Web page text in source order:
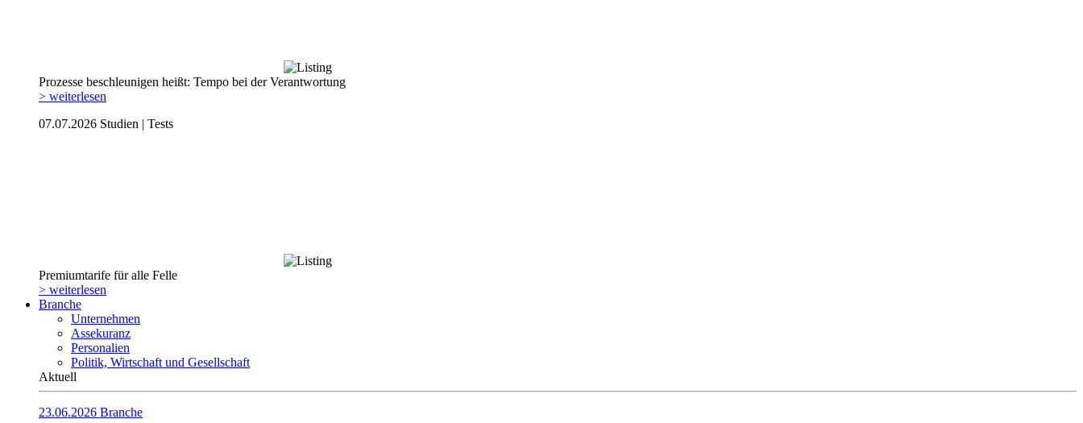
Prozesse beschleunigen heißt: Tempo bei der Verantwortung
> weiterlesen
07.07.2026 Studien | Tests
Premiumtarife für alle Felle
> weiterlesen
Branche
Unternehmen
Assekuranz
Personalien
Politik, Wirtschaft und Gesellschaft
Aktuell
23.06.2026 Branche